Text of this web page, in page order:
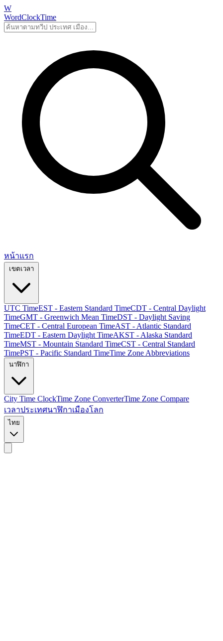
W
WordClockTime
หน้าแรก
UTC TimeEST - Eastern Standard TimeCDT - Central Daylight
TimeGMT - Greenwich Mean TimeDST - Daylight Saving
TimeCET - Central European TimeAST - Atlantic Standard
TimeEDT - Eastern Daylight TimeAKST - Alaska Standard
TimeMST - Mountain Standard TimeCST - Central Standard
TimePST - Pacific Standard TimeTime Zone Abbreviations
City Time ClockTime Zone ConverterTime Zone Compare
เวลาประเทศนาฬิกาเมืองโลก
ไทย